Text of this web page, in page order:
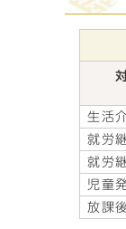
生活
就労
就労
児童
放課